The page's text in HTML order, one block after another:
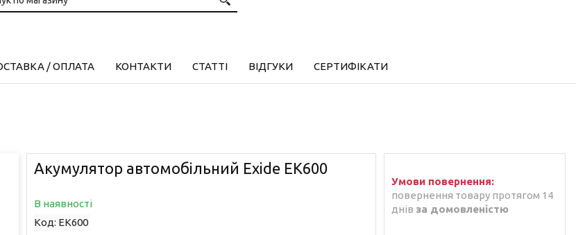
/ ОПЛАТА КОНТАКТИ СТАТТІ ВІДГУКИ СЕРТИФІКАТИ
Акумулятор автомобільний Exide EK600
В наявності
Код: EK600
повернення товару протягом 14
днів за домовленістю